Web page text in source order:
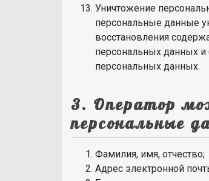
Уничтожение
персональные данные
восстановления
персональных данных и
персональных данных.
3. Оператор
персональные
Фамилия, имя, отчество;
Адрес электронной